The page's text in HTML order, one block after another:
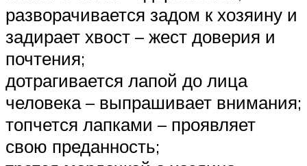
разворачивается задом к хозяину и
задирает хвост – жест доверия и
почтения;
дотрагивается лапой до лица
человека – выпрашивает внимания;
топчется лапками – проявляет
свою преданность;